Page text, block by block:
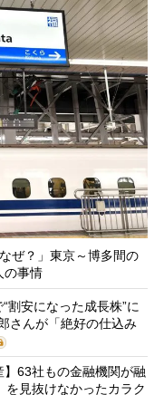
ぜ？」東京～博多間の
の事情
割安になった成長株”に
さんが「絶好の仕込み
】63社もの金融機関が融
見抜けなかったカラク